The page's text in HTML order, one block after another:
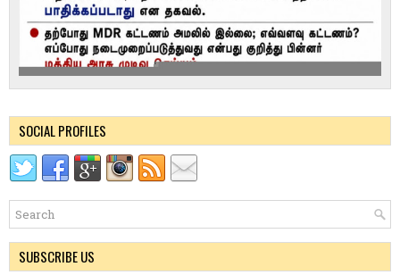
SOCIAL PROFILES
SUBSCRIBE US